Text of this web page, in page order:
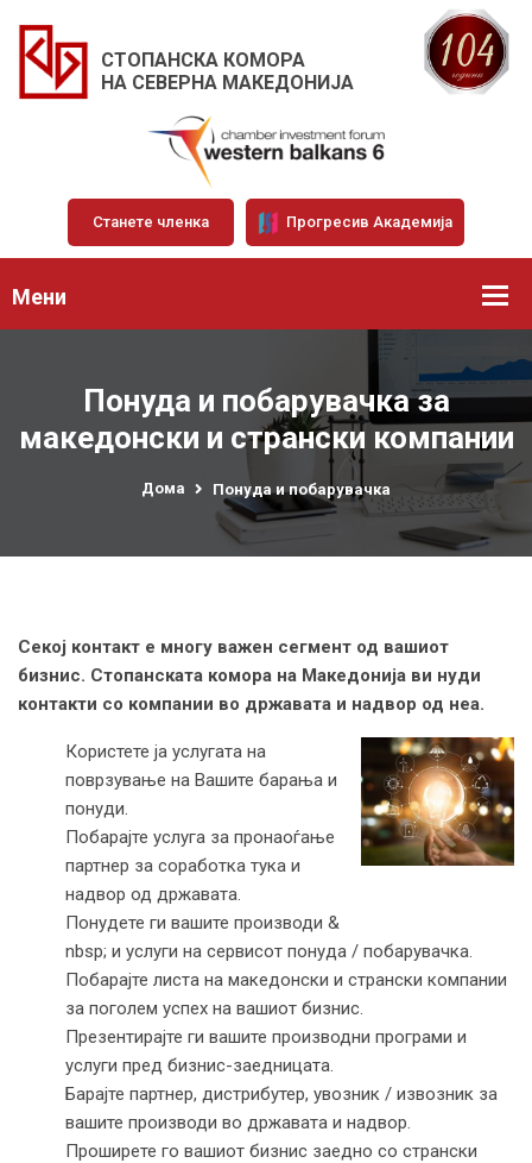
СТОПАНСКА КОМОРА
НА СЕВЕРНА МАКЕДОНИЈА
Станете членка Прогресив Академија
Мени
Понуда и побарувачка за
македонски и странски компании
Дома Понуда и побарувачка
Секој контакт е многу важен сегмент од вашиот
бизнис. Стопанската комора на Македонија ви нуди
контакти со компании во државата и надвор од неа.
Користете ја услугата на
поврзување на Вашите барања и
понуди.
Побарајте услуга за пронаоѓање
партнер за соработка тука и
надвор од државата.
Понудете ги вашите производи &
nbsp; и услуги на сервисот понуда / побарувачка.
Побарајте листа на македонски и странски компании
за поголем успех на вашиот бизнис.
Презентирајте ги вашите производни програми и
услуги пред бизнис-заедницата.
Барајте партнер, дистрибутер, увозник / извозник за
вашите производи во државата и надвор.
Проширете го вашиот бизнис заедно со странски